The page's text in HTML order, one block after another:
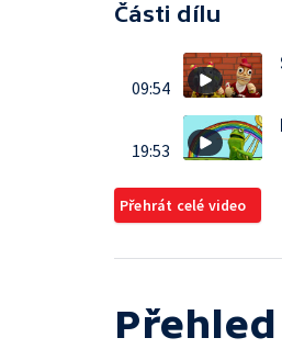
Části dílu
09:54
19:53
Přehrát celé video